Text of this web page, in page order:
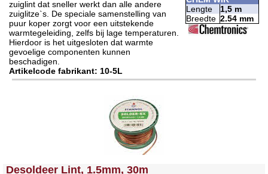
zuiglint dat sneller werkt dan alle andere
zuiglitze`s. De speciale samenstelling van
puur koper zorgt voor een uitstekende
warmtegeleiding, zelfs bij lage temperaturen.
Hierdoor is het uitgesloten dat warmte
gevoelige componenten kunnen
beschadigen.
Artikelcode fabrikant: 10-5L
Lengte
1,5 m
Breedte 2.54 mm
<!-- MakeFullWidth0 --><!-- MakeFullWidth1 --><!-- MakeFullWidth2 --><!-- MakeFullWidth3 --><!-- MakeFullWidth4 --><!-- MakeFullWidth5 --><!-- MakeFullWidth6 --><!-- MakeFullWidth7 --><!-- MakeFullWidth8 --><!-- MakeFullWidth9 --><!-- MakeFullWidth10 --><!-- MakeFullWidth11 --><!-- MakeFullWidth12 --><!-- MakeFullWidth13 --><!-- MakeFullWidth14 --><!-- MakeFullWidth15 --><!-- MakeFullWidth16 --><!-- MakeFullWidth17 --><!-- MakeFullWidth18 --><!-- MakeFullWidth19 -->
Desoldeer Lint, 1.5mm, 30m